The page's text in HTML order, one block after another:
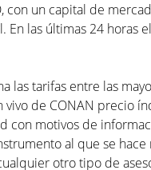
un capital de
las últimas 24
tarifas entre las
de CONAN precio
motivos de
al que se
otro tipo de